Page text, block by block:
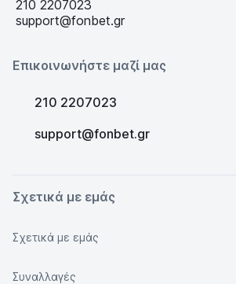
210 2207023
support@fonbet.gr
Επικοινωνήστε μαζί μας
210 2207023
support@fonbet.gr
Σχετικά με εμάς
Σχετικά με εμάς
Συναλλαγές